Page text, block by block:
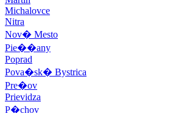
Michalovce
Nitra
Nov� Mesto
Pie��any
Poprad
Pova�sk� Bystrica
Pre�ov
Prievidza
P�chov